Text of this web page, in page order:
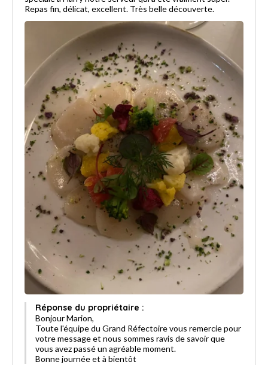
Repas fin, délicat, excellent. Très belle découverte.
Réponse du propriétaire :
Bonjour Marion,
Toute l'équipe du Grand Réfectoire vous remercie pour
votre message et nous sommes ravis de savoir que
vous avez passé un agréable moment.
Bonne journée et à bientôt